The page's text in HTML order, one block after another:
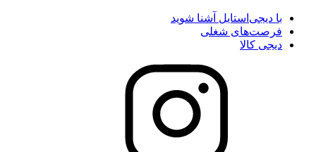
با دیجی‌استایل آشنا شوید
فرصت‌های شغلی
دیجی کالا